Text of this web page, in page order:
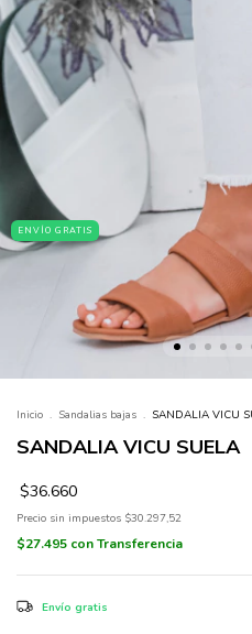
ENVÍO GRATIS
Inicio . Sandalias bajas . SANDALIA VICU
SANDALIA VICU SUELA
$36.660
Precio sin impuestos $30.297,52
$27.495 conTransferencia
Envío gratis